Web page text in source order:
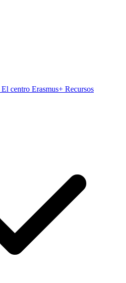
El centro Erasmus+ Recursos